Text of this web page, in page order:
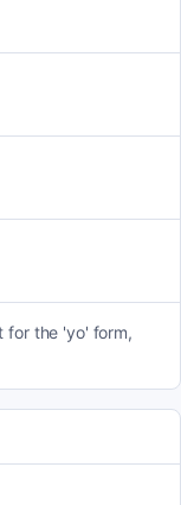
for the 'yo' form,